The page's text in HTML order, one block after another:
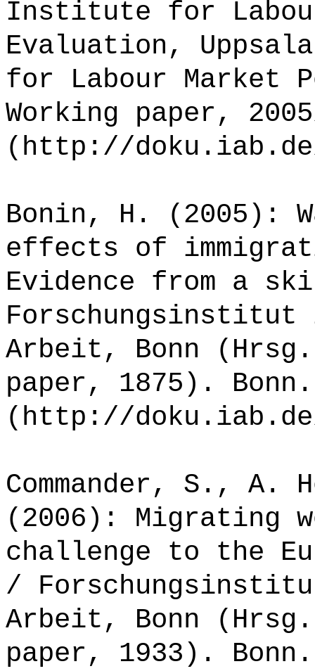
Institute for
Evaluation,
for Labour Market
Working paper,
(http://
Bonin, H. (2005):
effects of
Evidence from a
Forschungsinstitut
Arbeit, Bonn
paper, 1875). Bonn.
(http://
Commander, S., A.
(2006): Migrating
challenge to the
/
Arbeit, Bonn
paper, 1933). Bonn.